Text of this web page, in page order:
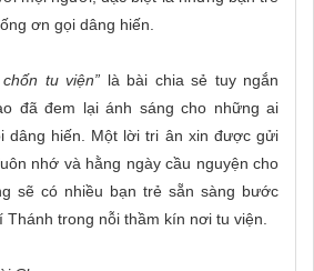
ơn gọi dâng hiến.
tu viện” là bài chia sẻ tuy ngắn
đã đem lại ánh sáng cho những ai
dâng hiến. Một lời tri ân xin được gửi
nhớ và hằng ngày cầu nguyện cho
sẽ có nhiều bạn trẻ sẵn sàng bước
trong nỗi thầm kín nơi tu viện.